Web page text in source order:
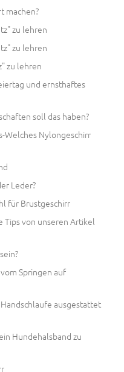
machen?
zu lehren
zu lehren
zu lehren
und ernsthaftes
soll das haben?
Welches Nylongeschirr
Leder?
für Brustgeschirr
Tips von unseren Artikel
Springen auf
ausgestattet
Hundehalsband zu